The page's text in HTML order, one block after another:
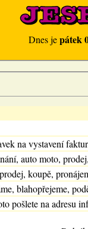
Dnes jepátek
na vystavení
auto moto,
koupě,
blahopřejeme,
pošlete na adresu